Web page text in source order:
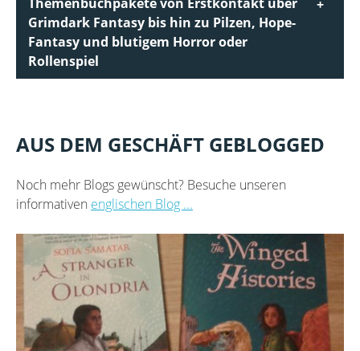
Grimdark Fantasy bis hin zu Pilzen, Hope-
Fantasy und blutigem Horror oder
Rollenspiel
AUS DEM GESCHÄFT GEBLOGGED
Noch mehr Blogs gewünscht? Besuche unseren
informativen englischen Blog ...